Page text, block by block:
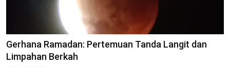
Gerhana Ramadan: Pertemuan Tanda Langit dan
Limpahan Berkah